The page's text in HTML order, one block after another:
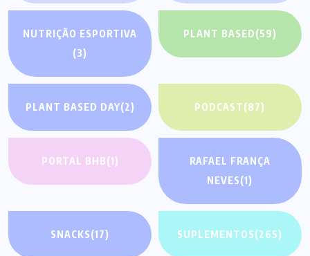
NUTRIÇÃO ESPORTIVA
(3)
PLANT BASED(59)
PLANT BASED DAY(2) PODCAST(87)
PORTAL BHB(1)
RAFAEL FRANÇA
NEVES(1)
SNACKS(17) SUPLEMENTOS(265)